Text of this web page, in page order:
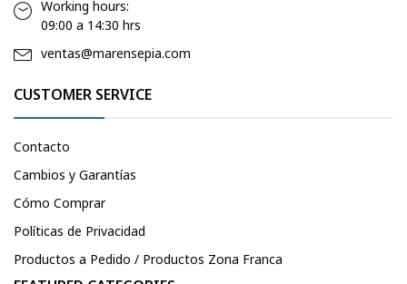
Working hours:
09:00 a 14:30 hrs
ventas@marensepia.com
CUSTOMER SERVICE
Contacto
Cambios y Garantías
Cómo Comprar
Políticas de Privacidad
Productos a Pedido / Productos Zona Franca